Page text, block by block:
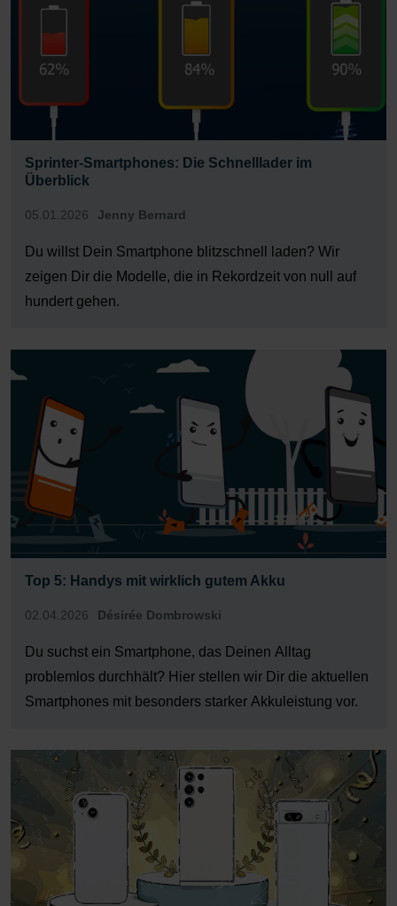
Sprinter-Smartphones: Die Schnelllader im
Überblick
05.01.2026 Jenny Bernard
Du willst Dein Smartphone blitzschnell laden? Wir
zeigen Dir die Modelle, die in Rekordzeit von null auf
hundert gehen.
Top 5: Handys mit wirklich gutem Akku
02.04.2026 Désirée Dombrowski
Du suchst ein Smartphone, das Deinen Alltag
problemlos durchhält? Hier stellen wir Dir die aktuellen
Smartphones mit besonders starker Akkuleistung vor.